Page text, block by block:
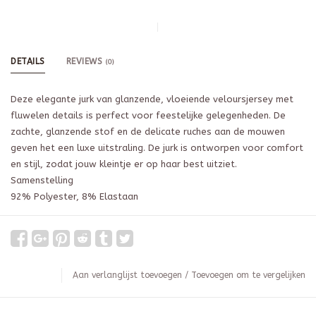
DETAILS REVIEWS (0)
Deze elegante jurk van glanzende, vloeiende veloursjersey met
fluwelen details is perfect voor feestelijke gelegenheden. De
zachte, glanzende stof en de delicate ruches aan de mouwen
geven het een luxe uitstraling. De jurk is ontworpen voor comfort
en stijl, zodat jouw kleintje er op haar best uitziet.
Samenstelling
92% Polyester, 8% Elastaan
Aan verlanglijst toevoegen / Toevoegen om te vergelijken